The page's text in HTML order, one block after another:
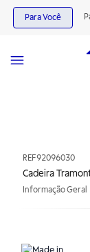
Para Você
REF92096030
Cadeira
Informação Geral